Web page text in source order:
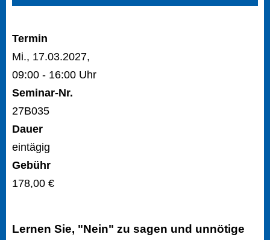
Termin
Mi., 17.03.2027,
09:00 - 16:00 Uhr
Seminar-Nr.
27B035
Dauer
eintägig
Gebühr
178,00 €
Lernen Sie, "Nein" zu sagen und unnötige